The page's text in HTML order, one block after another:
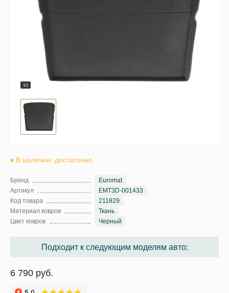
1/1
В наличии: достаточно
Бренд
Euromat
Артикул
EMT3D-001433
Код товара
211829
Материал ковров
Ткань
Цвет ковров
Черный
Подходит к следующим моделям авто:
6 790 руб.